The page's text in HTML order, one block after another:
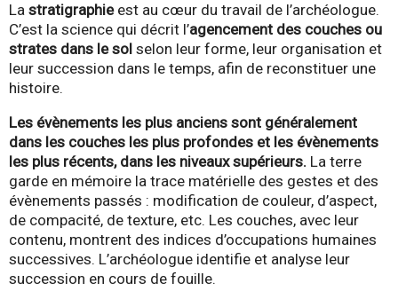
La stratigraphieest au cœur du travail de l’archéologue.
C’est la science qui décrit l’agencement des couches ou
strates dans le sol selon leur forme, leur organisation et
leur succession dans le temps, afin de reconstituer une
histoire.
Les évènements les plus anciens sont généralement
dans les couches les plus profondes et les évènements
les plus récents, dans les niveaux supérieurs. La terre
garde en mémoire la trace matérielle des gestes et des
évènements passés : modification de couleur, d’aspect,
de compacité, de texture, etc. Les couches, avec leur
contenu, montrent des indices d’occupations humaines
successives. L’archéologue identifie et analyse leur
succession en cours de fouille.